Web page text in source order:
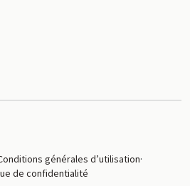
générales d’utilisation·
de confidentialité